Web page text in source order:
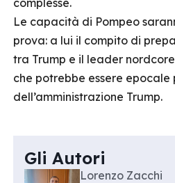
complesse.
Le capacità di Pompeo
prova: a lui il compito di
tra Trump e il leader
che potrebbe essere epocale
dell’amministrazione Trump.
Gli Autori
Lorenzo Zacchi